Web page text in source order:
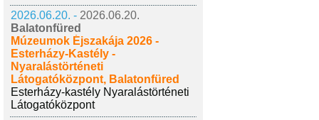
2026.06.20. - 2026.06.20.
Balatonfüred
Múzeumok Éjszakája 2026 -
Esterházy-Kastély -
Nyaralástörténeti
Látogatóközpont, Balatonfüred
Esterházy-kastély Nyaralástörténeti
Látogatóközpont